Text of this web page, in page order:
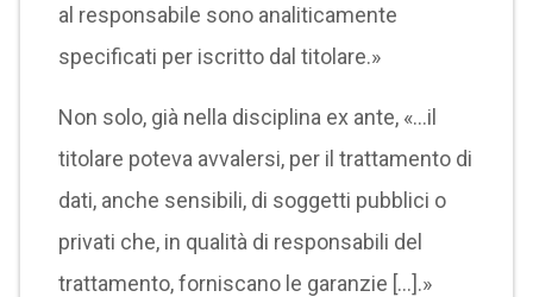
al responsabile sono analiticamente
specificati per iscritto dal titolare.»
Non solo, già nella disciplina ex ante, «…il
titolare poteva avvalersi, per il trattamento di
dati, anche sensibili, di soggetti pubblici o
privati che, in qualità di responsabili del
trattamento, forniscano le garanzie […].»